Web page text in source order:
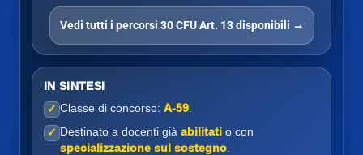
Vedi tutti i percorsi 30 CFU Art. 13 disponibili →
IN SINTESI
✓ Classe di concorso: A-59
✓ Destinato a docenti già abilitati o con
specializzazione sul sostegno